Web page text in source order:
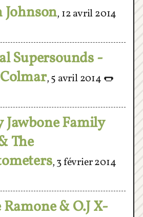
Supersounds -
,5 avril 2014🌭
Jawbone Family
The
Ramone & O.J X-
,20 novembre 2013